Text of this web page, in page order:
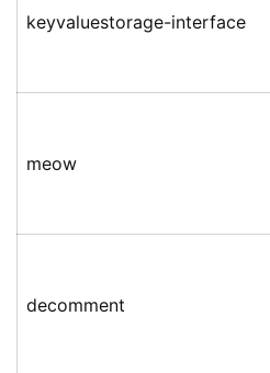
keyvaluestorage-interface
meow
decomment